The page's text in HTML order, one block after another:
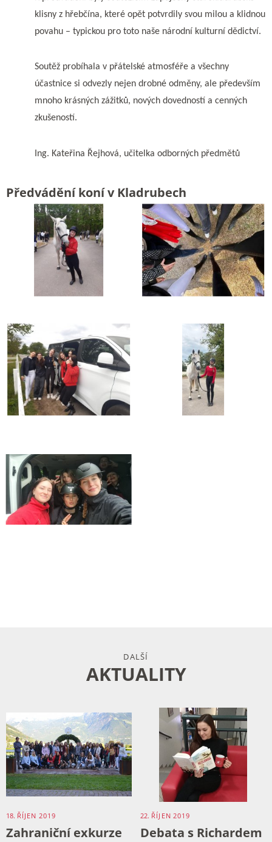
klisny z hřebčína, které opět potvrdily svou milou a klidnou
povahu – typickou pro toto naše národní kulturní dědictví.
Soutěž probíhala v přátelské atmosféře a všechny
účastnice si odvezly nejen drobné odměny, ale především
mnoho krásných zážitků, nových dovedností a cenných
zkušeností.
Ing. Kateřina Řejhová, učitelka odborných předmětů
Předvádění koní v Kladrubech
DALŠÍ
AKTUALITY
18. ŘÍJEN 2019
Zahraniční exkurze
22. ŘÍJEN 2019
Debata s Richardem